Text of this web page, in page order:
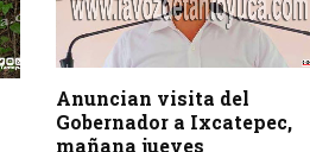
Anuncian visita del
Gobernador a Ixcatepec,
mañana jueves